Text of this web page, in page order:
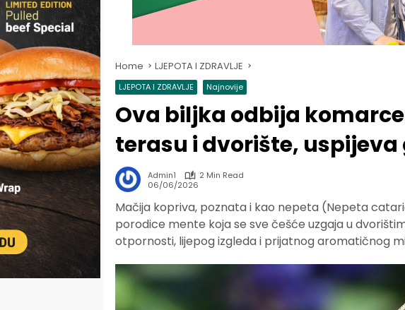
Home LJEPOTA I ZDRAVLJE
LJEPOTA I ZDRAVLJE Najnovije
Ova biljka odbija
terasu i dvorište,
Admin1
2 Min Read
06/06/2026
Mačija kopriva, poznata i kao nepeta (Nepeta
porodice mente koja se sve češće uzgaja u
otpornosti, lijepog izgleda i prijatnog aromatičnog